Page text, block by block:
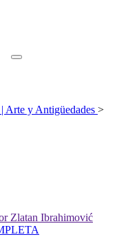
Arte y Antigüedades >